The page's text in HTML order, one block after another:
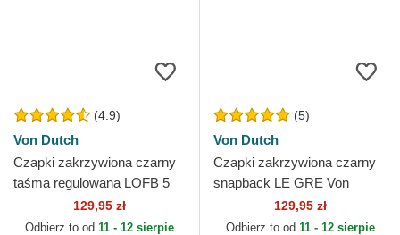
(4.9)
Von Dutch
Czapki zakrzywiona czarny
taśma regulowana LOFB 5
129,95 zł
Odbierz to od 11 - 12 sierpie
(5)
Von Dutch
Czapki zakrzywiona czarny
snapback LE GRE Von
129,95 zł
Odbierz to od 11 - 12 sierpie